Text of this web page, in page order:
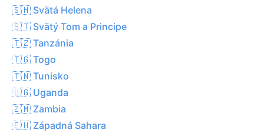
🇸🇭 Svätá Helena
🇸🇹 Svätý Tom a Principe
🇹🇿 Tanzánia
🇹🇬 Togo
🇹🇳 Tunisko
🇺🇬 Uganda
🇿🇲 Zambia
🇪🇭 Západná Sahara